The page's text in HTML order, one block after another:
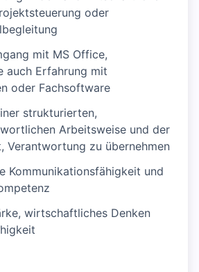
oder
mit MS Office,
auch Erfahrung mit
oder Fachsoftware
strukturierten,
Arbeitsweise und der
Verantwortung zu übernehmen
Kommunikationsfähigkeit und
wirtschaftliches Denken